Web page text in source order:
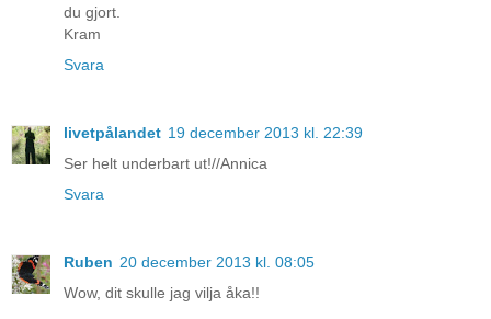
du gjort.
Kram
Svara
livetpålandet 19 december 2013 kl. 22:39
Ser helt underbart ut!//Annica
Svara
Ruben 20 december 2013 kl. 08:05
Wow, dit skulle jag vilja åka!!